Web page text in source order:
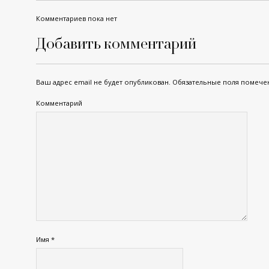
Комментариев пока нет
Добавить комментарий
Ваш адрес email не будет опубликован. Обязательные поля
Комментарий
Имя *